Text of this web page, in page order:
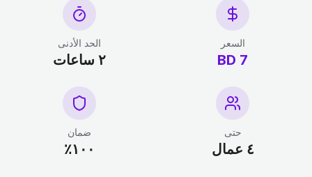
السعر
7 BD
الحد الأدنى
٢ ساعات
حتى
٤ عمال
ضمان
١٠٠٪